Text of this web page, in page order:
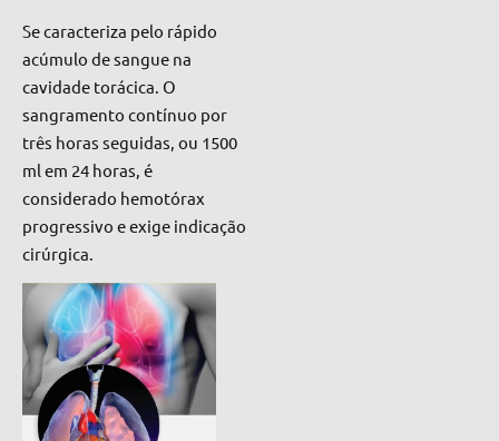
Se caracteriza pelo rápido
acúmulo de sangue na
cavidade torácica. O
sangramento contínuo por
três horas seguidas, ou 1500
ml em 24 horas, é
considerado hemotórax
progressivo e exige indicação
cirúrgica.